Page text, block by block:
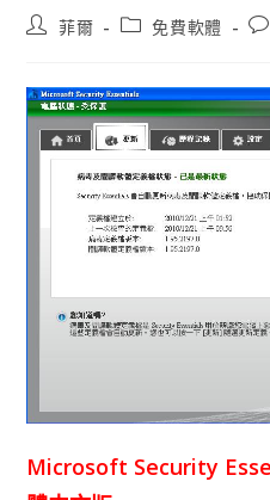
文
者:
菲爾
文
別:
免費軟體
文
論
Microsoft Security